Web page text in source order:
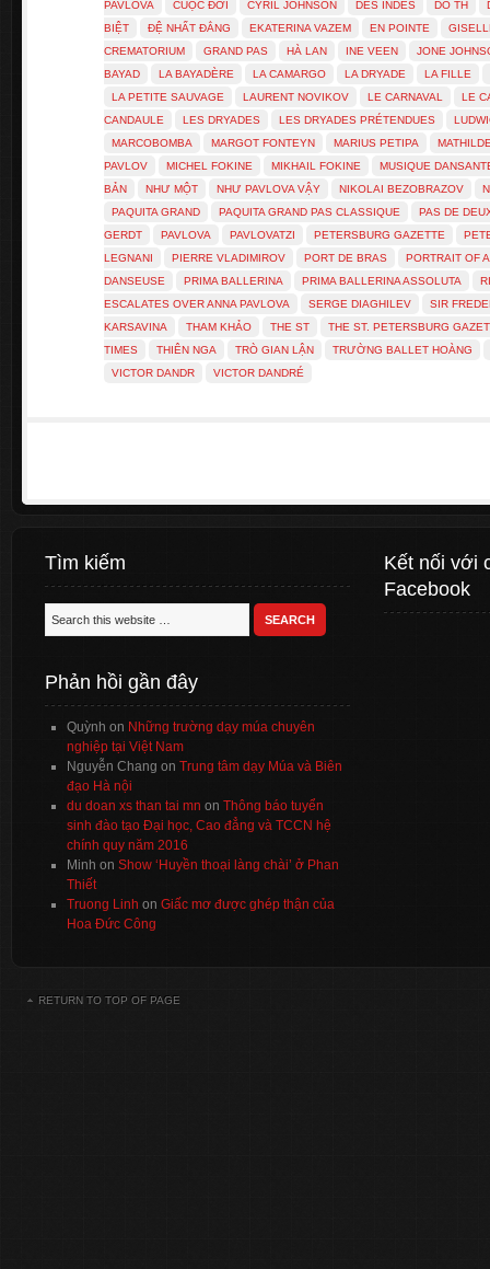
PAVLOVA
CUỘC ĐỜI CYRIL JOHNSON DES INDES DO TH
BIỆT
ĐỆ NHẤT ĐẲNG EKATERINA VAZEM EN POINTE
CREMATORIUM
GRAND PAS HÀ LAN INE VEEN
JONE
BAYAD
LA BAYADÈRE LA CAMARGO LA DRYADE
LA FILLE
LA PETITE SAUVAGE
LAURENT NOVIKOV LE CARNAVAL
LE
CANDAULE
LES DRYADES LES DRYADES PRÉTENDUES
MARCOBOMBA
MARGOT FONTEYN MARIUS PETIPA
PAVLOV
MICHEL FOKINE MIKHAIL FOKINE
MUSIQUE
BẢN
NHƯ MỘT NHƯ PAVLOVA VẬY NIKOLAI BEZOBRAZOV
PAQUITA GRAND
PAQUITA GRAND PAS CLASSIQUE
PAS DE
GERDT
PAVLOVA PAVLOVATZI PETERSBURG GAZETTE
LEGNANI
PIERRE VLADIMIROV PORT DE BRAS
PORTRAIT OF
DANSEUSE
PRIMA BALLERINA PRIMA BALLERINA ASSOLUTA
ESCALATES OVER ANNA PAVLOVA
SERGE DIAGHILEV
SIR
KARSAVINA
THAM KHẢO THE ST
THE ST. PETERSBURG
TIMES
THIÊN NGA TRÒ GIAN LẬN
TRƯỜNG BALLET HOÀNG
VICTOR DANDR
VICTOR DANDRÉ
Tìm kiếm
Phản hồi gần đây
Quỳnh on Những trường dạy múa chuyên
nghiệp tại Việt Nam
Nguyễn Chang on Trung tâm dạy Múa và Biên
đạo Hà nội
du doan xs than tai mn on Thông báo tuyển
sinh đào tạo Đại học, Cao đẳng và TCCN hệ
chính quy năm 2016
Minh on Show ‘Huyền thoại làng chài’ ở Phan
Thiết
Truong Linh on Giấc mơ được ghép thận của
Hoa Đức Công
Kết nối với
Facebook
RETURN TO TOP OF PAGE